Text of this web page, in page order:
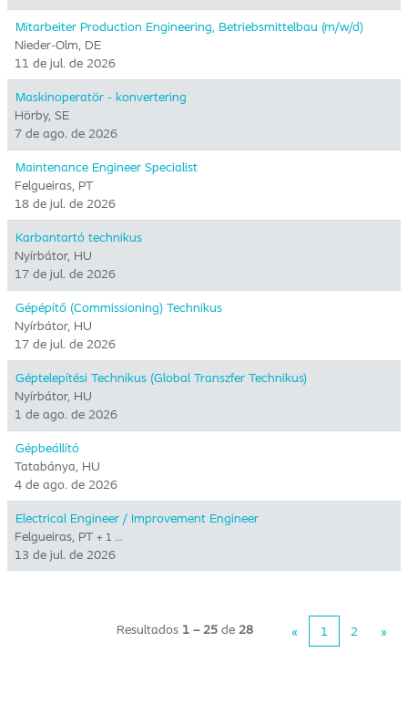
Mitarbeiter Production Engineering, Betriebsmittelbau (m/w/d)
Nieder-Olm, DE
11 de jul. de 2026
Maskinoperatör - konvertering
Hörby, SE
7 de ago. de 2026
Maintenance Engineer Specialist
Felgueiras, PT
18 de jul. de 2026
Karbantartó technikus
Nyírbátor, HU
17 de jul. de 2026
Gépépítő (Commissioning) Technikus
Nyírbátor, HU
17 de jul. de 2026
Géptelepítési Technikus (Global Transzfer Technikus)
Nyírbátor, HU
1 de ago. de 2026
Gépbeállító
Tatabánya, HU
4 de ago. de 2026
Electrical Engineer / Improvement Engineer
Felgueiras, PT + 1 …
13 de jul. de 2026
Resultados 1 – 25 de 28 « 1 2 »